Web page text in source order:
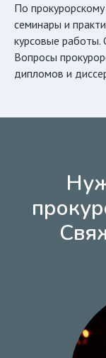
По
семинары и
курсовые работы.
Вопросы
дипломов и